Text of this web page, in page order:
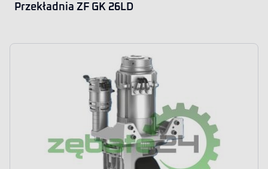
Przekładnia ZF GK 26LD